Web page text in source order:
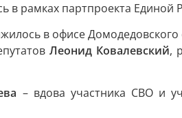
рамках партпроекта Единой
в офисе
Леонид Ковалевский,
– вдова участника СВО и